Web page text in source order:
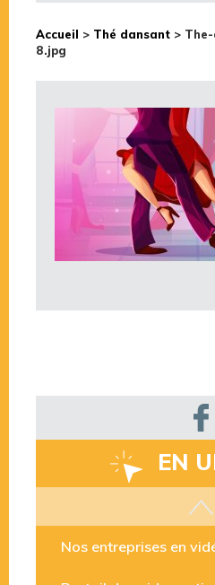
Accueil > Thé dansant >
8.jpg
EN
Les aides disponibles